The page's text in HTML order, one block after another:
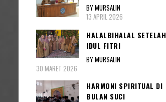
BY MURSALIN
13 APRIL 2026
HALALBIHALAL SETELAH
IDUL FITRI
BY MURSALIN
30 MARET 2026
HARMONI SPIRITUAL DI
BULAN SUCI